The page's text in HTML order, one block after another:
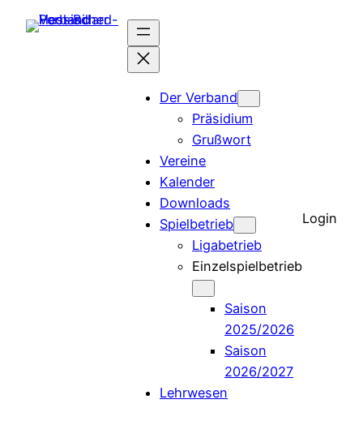
Der Verband
Präsidium
Grußwort
Vereine
Kalender
Downloads
Spielbetrieb
Ligabetrieb
Einzelspielbetrieb
Saison
2025/2026
Saison
2026/2027
Lehrwesen
Login